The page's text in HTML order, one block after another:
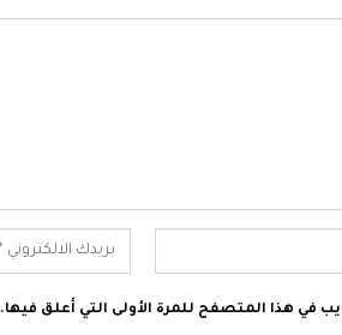
في هذا المتصفح للمرة الأولى التي أعلق فيها.